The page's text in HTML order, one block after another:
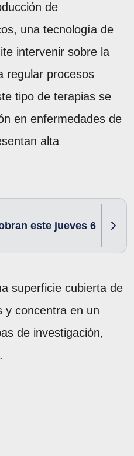
de
una tecnología de
intervenir sobre la
regular procesos
tipo de terapias se
en enfermedades de
alta
este jueves 6
superficie cubierta de
y concentra en un
de investigación,